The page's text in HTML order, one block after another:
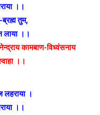
।।
तुम,
लाया ।।
कामबाण-विध्वंसनाय
।।
लहराया ।
।।